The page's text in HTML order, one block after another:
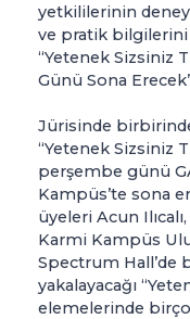
yetkililerinin
ve pratik bilgilerini
“Yetenek Sizsiniz
Günü Sona
Jürisinde
“Yetenek Sizsiniz
perşembe günü
Kampüs’te sona
üyeleri Acun
Karmi Kampüs
Spectrum Hall’de
yakalayacağı
elemelerinde